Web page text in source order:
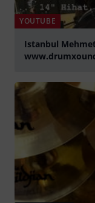
YOUTUBE
Istanbul